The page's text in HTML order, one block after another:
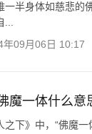
一半身体如慈悲的
年09月06日 10:17
魔一体什么意
之下》中，“佛魔